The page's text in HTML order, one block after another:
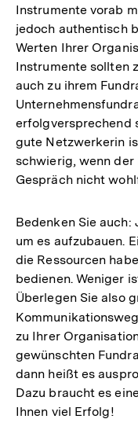
Instrumente vorab
jedoch authentisch
Werten Ihrer
Instrumente sollten
auch zu ihrem
erfolgversprechend
gute Netzwerkerin
schwierig, wenn der
Gespräch nicht
Bedenken Sie
um es aufzubauen.
die Ressourcen
bedienen. Weniger
Überlegen Sie also
zu Ihrer
gewünschten
dann heißt es
Dazu braucht es
Ihnen viel Erfolg!